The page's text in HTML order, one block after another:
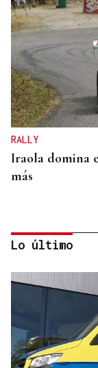
RALLY
Iraola domina
más
Lo último